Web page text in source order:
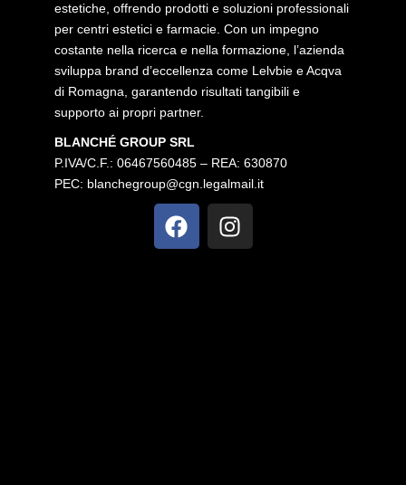
estetiche, offrendo prodotti e soluzioni professionali
per centri estetici e farmacie. Con un impegno
costante nella ricerca e nella formazione, l’azienda
sviluppa brand d’eccellenza come Lelvbie e Acqva
di Romagna, garantendo risultati tangibili e
supporto ai propri partner.
BLANCHÉ GROUP SRL
P.IVA/C.F.: 06467560485 – REA: 630870
PEC: blanchegroup@cgn.legalmail.it